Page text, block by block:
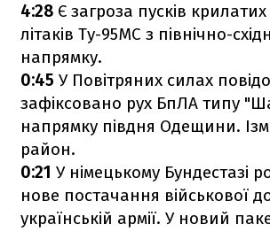
4:28 Є загроза пусків
літаків Ту-95МС з північно-
напрямку.
0:45 У Повітряних силах
зафіксовано рух БпЛА типу
напрямку півдня Одещини.
район.
0:21 У німецькому Бундестазі
нове постачання військової
українській армії. У новий